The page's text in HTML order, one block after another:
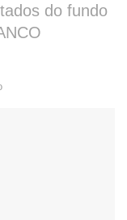
do fundo